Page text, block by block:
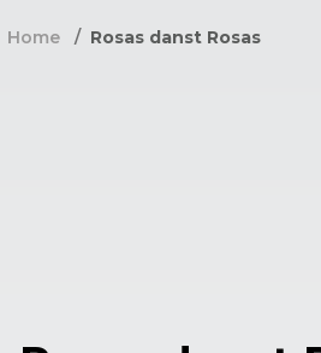
Home Rosas danst Rosas